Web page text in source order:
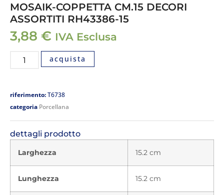
MOSAIK-COPPETTA CM.15 DECORI
ASSORTITI RH43386-15
3,88 € IVA Esclusa
acquista
riferimento:T6738
categoria Porcellana
dettagli prodotto
Larghezza 15.2 cm
Lunghezza 15.2 cm